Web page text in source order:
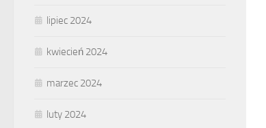
lipiec 2024
kwiecień 2024
marzec 2024
luty 2024